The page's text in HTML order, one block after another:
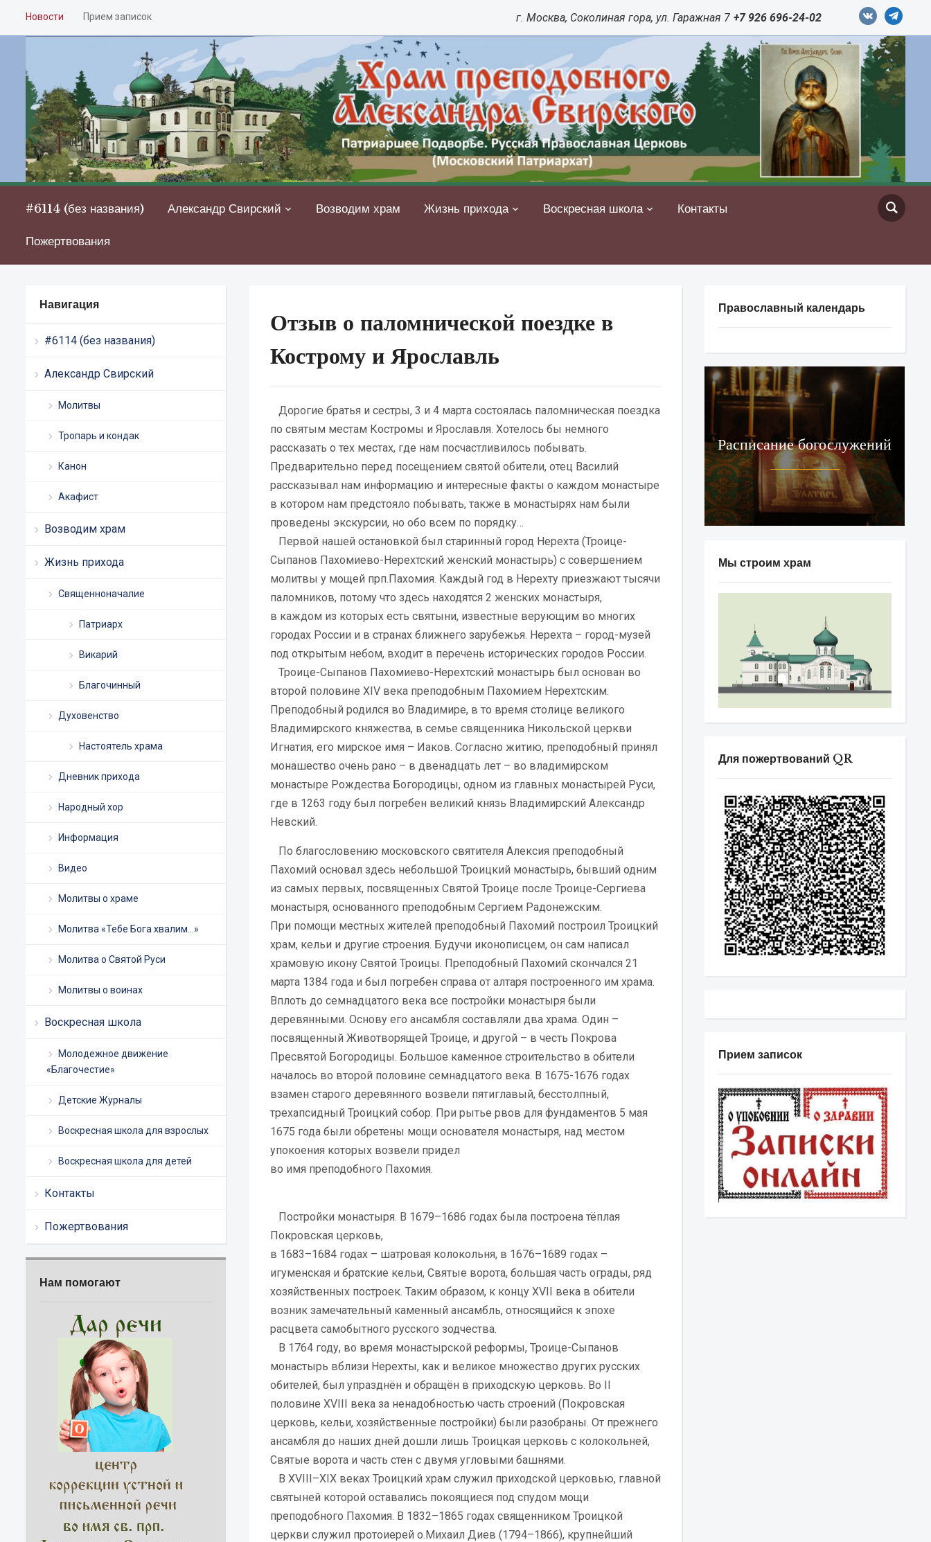
Новости Прием записок vkontaktetelegram
г. Москва, Соколиная гора, ул. Гаражная 7 +7 926 696-24-02
#6114 (без названия) Александр Свирский Возводим храм Жизнь прихода Воскресная школа Контакты
Пожертвования
Навигация
#6114 (без названия)
Александр Свирский
Молитвы
Тропарь и кондак
Канон
Акафист
Возводим храм
Жизнь прихода
Священноначалие
Патриарх
Викарий
Благочинный
Духовенство
Настоятель храма
Дневник прихода
Народный хор
Информация
Видео
Молитвы о храме
Молитва «Тебе Бога хвалим…»
Молитва о Святой Руси
Молитвы о воинах
Воскресная школа
Молодежное движение
«Благочестие»
Детские Журналы
Воскресная школа для взрослых
Воскресная школа для детей
Контакты
Пожертвования
Нам помогают
Отзыв о паломнической поездке в
Кострому и Ярославль
Дорогие братья и сестры, 3 и 4 марта состоялась паломническая поездка
по святым местам Костромы и Ярославля. Хотелось бы немного
рассказать о тех местах, где нам посчастливилось побывать.
Предварительно перед посещением святой обители, отец Василий
рассказывал нам информацию и интересные факты о каждом монастыре
в котором нам предстояло побывать, также в монастырях нам были
проведены экскурсии, но обо всем по порядку…
Первой нашей остановкой был старинный город Нерехта (Троице-
Сыпанов Пахомиево-Нерехтский женский монастырь) с совершением
молитвы у мощей прп.Пахомия. Каждый год в Нерехту приезжают тысячи
паломников, потому что здесь находятся 2 женских монастыря,
в каждом из которых есть святыни, известные верующим во многих
городах России и в странах ближнего зарубежья. Нерехта – город-музей
под открытым небом, входит в перечень исторических городов России.
Троице-Сыпанов Пахомиево-Нерехтский монастырь был основан во
второй половине XIV века преподобным Пахомием Нерехтским.
Преподобный родился во Владимире, в то время столице великого
Владимирского княжества, в семье священника Никольской церкви
Игнатия, его мирское имя – Иаков. Согласно житию, преподобный принял
монашество очень рано – в двенадцать лет – во владимирском
монастыре Рождества Богородицы, одном из главных монастырей Руси,
где в 1263 году был погребен великий князь Владимирский Александр
Невский.
По благословению московского святителя Алексия преподобный
Пахомий основал здесь небольшой Троицкий монастырь, бывший одним
из самых первых, посвященных Святой Троице после Троице-Сергиева
монастыря, основанного преподобным Сергием Радонежским.
При помощи местных жителей преподобный Пахомий построил Троицкий
храм, кельи и другие строения. Будучи иконописцем, он сам написал
храмовую икону Святой Троицы. Преподобный Пахомий скончался 21
марта 1384 года и был погребен справа от алтаря построенного им храма.
Вплоть до семнадцатого века все постройки монастыря были
деревянными. Основу его ансамбля составляли два храма. Один –
посвященный Животворящей Троице, и другой – в честь Покрова
Пресвятой Богородицы. Большое каменное строительство в обители
началось во второй половине семнадцатого века. В 1675-1676 годах
взамен старого деревянного возвели пятиглавый, бесстолпный,
трехапсидный Троицкий собор. При рытье рвов для фундаментов 5 мая
1675 года были обретены мощи основателя монастыря, над местом
упокоения которых возвели придел
во имя преподобного Пахомия.
Постройки монастыря. В 1679–1686 годах была построена тёплая
Покровская церковь,
в 1683–1684 годах – шатровая колокольня, в 1676–1689 годах –
игуменская и братские кельи, Святые ворота, большая часть ограды, ряд
хозяйственных построек. Таким образом, к концу XVII века в обители
возник замечательный каменный ансамбль, относящийся к эпохе
расцвета самобытного русского зодчества.
В 1764 году, во время монастырской реформы, Троице-Сыпанов
монастырь вблизи Нерехты, как и великое множество других русских
обителей, был упразднён и обращён в приходскую церковь. Во II
половине XVIII века за ненадобностью часть строений (Покровская
церковь, кельи, хозяйственные постройки) были разобраны. От прежнего
ансамбля до наших дней дошли лишь Троицкая церковь с колокольней,
Святые ворота и часть стен с двумя угловыми башнями.
В XVIII–XIX веках Троицкий храм служил приходской церковью, главной
святыней которой оставались покоящиеся под спудом мощи
преподобного Пахомия. В 1832–1865 годах священником Троицкой
церкви служил протоиерей о.Михаил Диев (1794–1866), крупнейший
Православный календарь
Расписание богослужений
Мы строим храм
Для пожертвований QR
Прием записок